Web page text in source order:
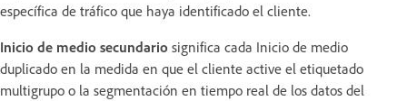
específica de tráfico que haya identificado el cliente.
Inicio de medio secundario significa cada Inicio de medio
duplicado en la medida en que el cliente active el etiquetado
multigrupo o la segmentación en tiempo real de los datos del